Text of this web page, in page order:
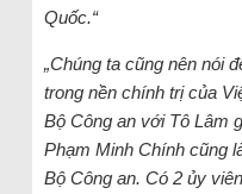
Quốc.“
„Chúng ta cũng nên nói
trong nền chính trị của
Bộ Công an với Tô Lâm
Phạm Minh Chính cũng
Bộ Công an. Có 2 ủy